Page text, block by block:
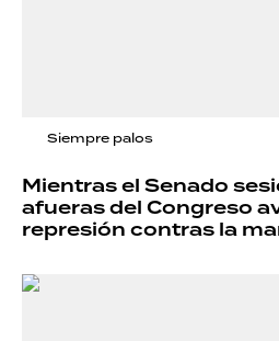
Siempre palos
Mientras el Senado
afueras del Congreso
represión contras la